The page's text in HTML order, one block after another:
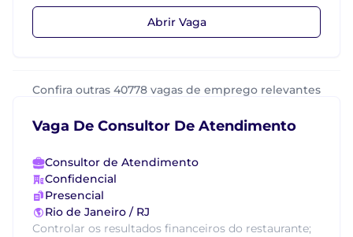
Abrir Vaga
Confira outras 40778 vagas de emprego relevantes
Vaga De Consultor De Atendimento
Consultor de Atendimento
Confidencial
Presencial
Rio de Janeiro / RJ
Controlar os resultados financeiros do restaurante;